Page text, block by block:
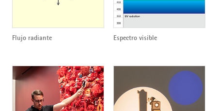
Flujo radiante Espectro visible